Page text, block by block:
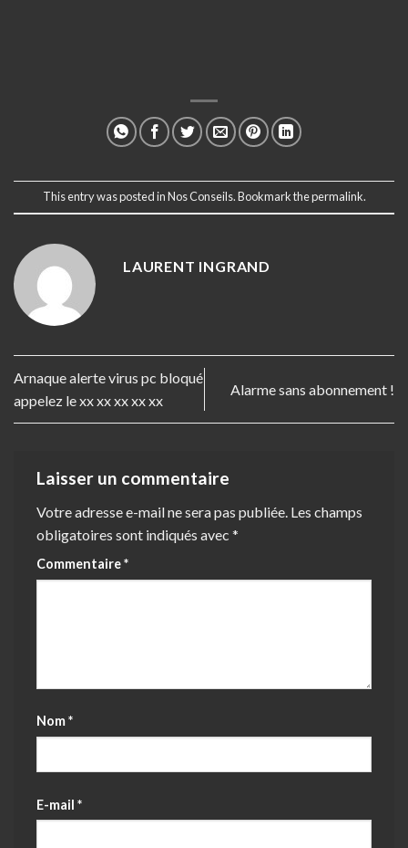
This entry was posted inNos Conseils. Bookmark thepermalink.
LAURENT INGRAND
Arnaque alerte virus pc bloqué
appelez le xx xx xx xx xx
Alarme sans abonnement !
Laisser un commentaire
Votre adresse e-mail ne sera pas publiée. Les champs
obligatoires sont indiqués avec *
Commentaire*
Nom*
E-mail *